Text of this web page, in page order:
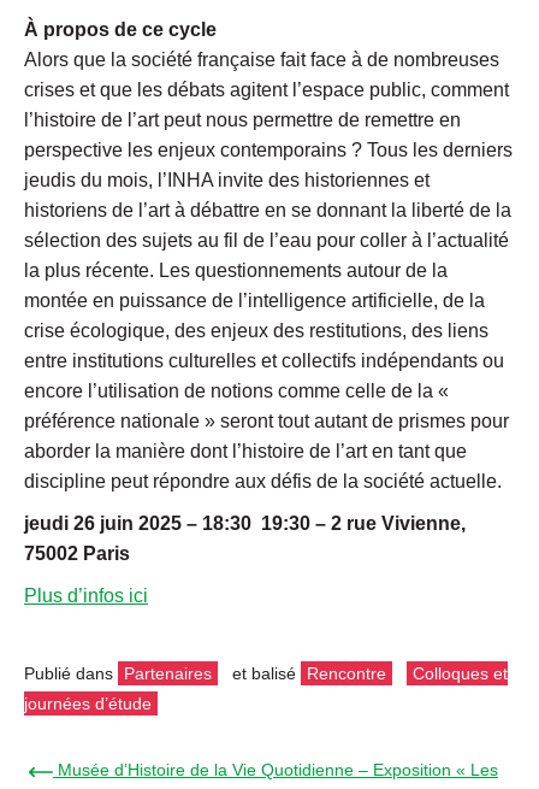
À propos de ce cycle
Alors que la société française fait face à de nombreuses
crises et que les débats agitent l’espace public, comment
l’histoire de l’art peut nous permettre de remettre en
perspective les enjeux contemporains ? Tous les derniers
jeudis du mois, l’INHA invite des historiennes et
historiens de l’art à débattre en se donnant la liberté de la
sélection des sujets au fil de l’eau pour coller à l’actualité
la plus récente. Les questionnements autour de la
montée en puissance de l’intelligence artificielle, de la
crise écologique, des enjeux des restitutions, des liens
entre institutions culturelles et collectifs indépendants ou
encore l’utilisation de notions comme celle de la «
préférence nationale » seront tout autant de prismes pour
aborder la manière dont l’histoire de l’art en tant que
discipline peut répondre aux défis de la société actuelle.
jeudi 26 juin 2025 – 18:30 19:30 – 2 rue Vivienne,
75002 Paris
Plus d’infos ici
Publié dans Partenaires et balisé Rencontre
Colloques et
journées d’étude
← Musée d’Histoire de la Vie Quotidienne – Exposition « Les